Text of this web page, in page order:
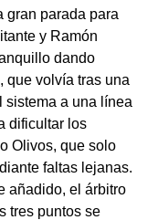
gran parada para
y Ramón
dando
que volvía tras una
sistema a una línea
dificultar los
Olivos, que solo
faltas lejanas.
añadido, el árbitro
tres puntos se